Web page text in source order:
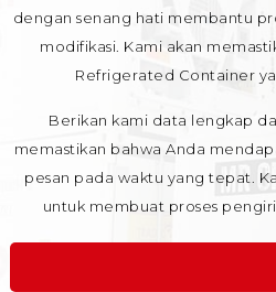
dengan senang hati membantu
modifikasi. Kami akan
Refrigerated Container
Berikan kami data lengkap
memastikan bahwa Anda
pesan pada waktu yang tepat.
untuk membuat proses